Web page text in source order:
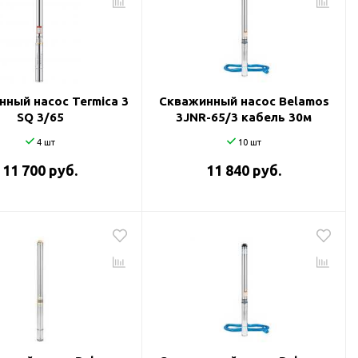
насос Termica 3
SQ 3/65
4 шт
11 700 руб.
Скважинный насос Belamos
3JNR-65/3 кабель 30м
10 шт
11 840 руб.